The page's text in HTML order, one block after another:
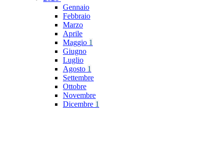
Gennaio
Febbraio
Marzo
Aprile
Maggio 1
Giugno
Luglio
Agosto 1
Settembre
Ottobre
Novembre
Dicembre 1